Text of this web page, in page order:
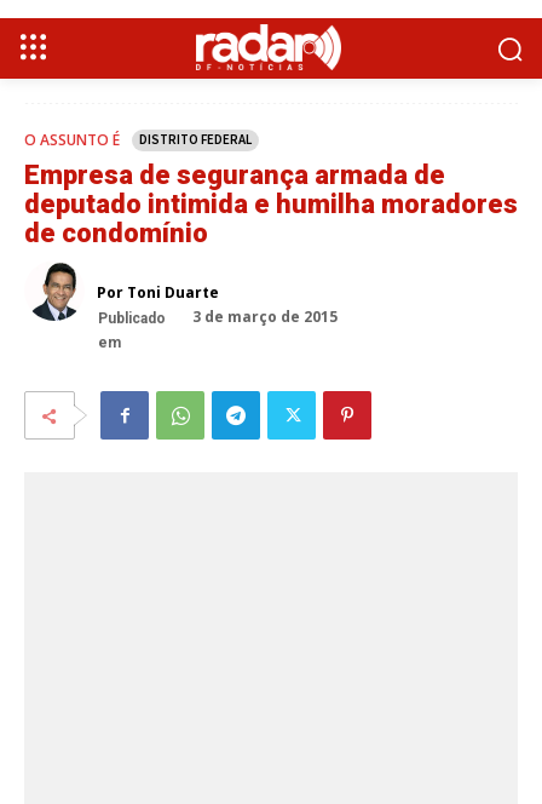
O ASSUNTO É DISTRITO FEDERAL
Empresa de segurança armada de
deputado intimida e humilha moradores
de condomínio
Por Toni Duarte
Publicado
em
3 de março de 2015